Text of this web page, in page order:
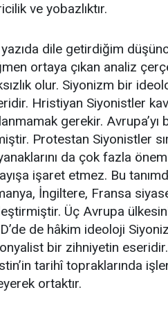
ve yobazlıktır.
dile getirdiğim
ortaya çıkan analiz
olur. Siyonizm bir
Hristiyan Siyonistler
gerekir.
Protestan Siyonistler
da çok fazla
işaret etmez. Bu
İngiltere, Fransa
Üç Avrupa
de hâkim ideoloji
bir zihniyetin
tarihî topraklarında
ortaktır.